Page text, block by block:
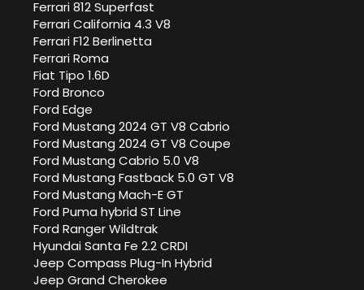
Ferrari 812 Superfast
Ferrari California 4.3 V8
Ferrari F12 Berlinetta
Ferrari Roma
Fiat Tipo 1.6D
Ford Bronco
Ford Edge
Ford Mustang 2024 GT V8 Cabrio
Ford Mustang 2024 GT V8 Coupe
Ford Mustang Cabrio 5.0 V8
Ford Mustang Fastback 5.0 GT V8
Ford Mustang Mach-E GT
Ford Puma hybrid ST Line
Ford Ranger Wildtrak
Hyundai Santa Fe 2.2 CRDI
Jeep Compass Plug-In Hybrid
Jeep Grand Cherokee